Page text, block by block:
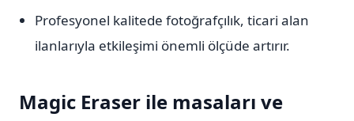
Profesyonel kalitede fotoğrafçılık, ticari alan
ilanlarıyla etkileşimi önemli ölçüde artırır.
Magic Eraser ile masaları ve